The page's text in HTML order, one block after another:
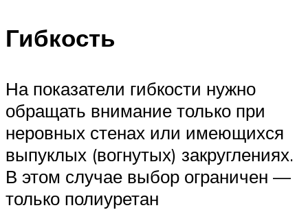
Гибкость
На показатели гибкости нужно
обращать внимание только при
неровных стенах или имеющихся
выпуклых (вогнутых) закруглениях.
В этом случае выбор ограничен —
только полиуретан